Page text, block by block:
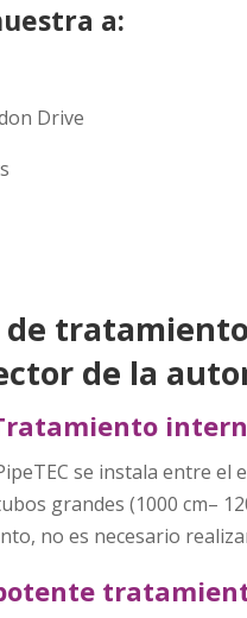
a:
Drive
de
de la
se instala entre el
grandes (1000 cm–
no es necesario
potente